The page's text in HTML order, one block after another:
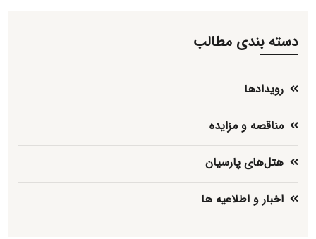
دسته بندی مطالب
رویدادها
مناقصه و مزایده
هتل‌های پارسیان
اخبار و اطلاعیه ها